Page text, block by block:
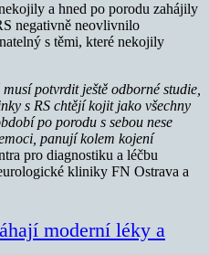
a hned po porodu zahájily
negativně neovlivnilo
s těmi, které nekojily
potvrdit ještě odborné studie,
s RS chtějí kojit jako všechny
po porodu s sebou nese
panují kolem kojení
pro diagnostiku a léčbu
kliniky FN Ostrava a
moderní léky a